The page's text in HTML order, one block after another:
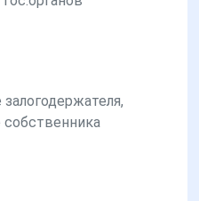
залогодержателя,
собственника